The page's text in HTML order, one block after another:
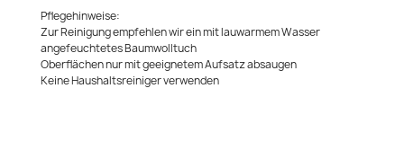
Pflegehinweise:
Zur Reinigung empfehlen wir ein mit lauwarmem Wasser
angefeuchtetes Baumwolltuch
Oberflächen nur mit geeignetem Aufsatz absaugen
Keine Haushaltsreiniger verwenden